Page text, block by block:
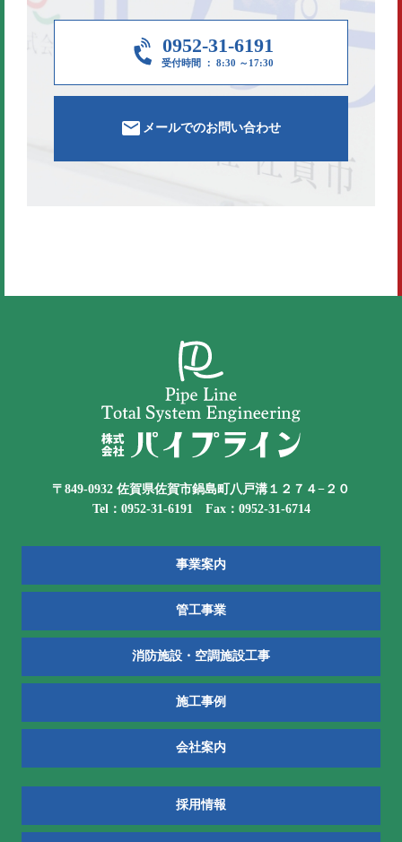
0952-31-6191
受付時間 ： 8:30 ～17:30
メールでのお問い合わせ
〒849-0932 佐賀県佐賀市鍋島町八戸溝１２７４−２０
Tel：0952-31-6191 Fax：0952-31-6714
事業案内
管工事業
消防施設・空調施設工事
施工事例
会社案内
採用情報